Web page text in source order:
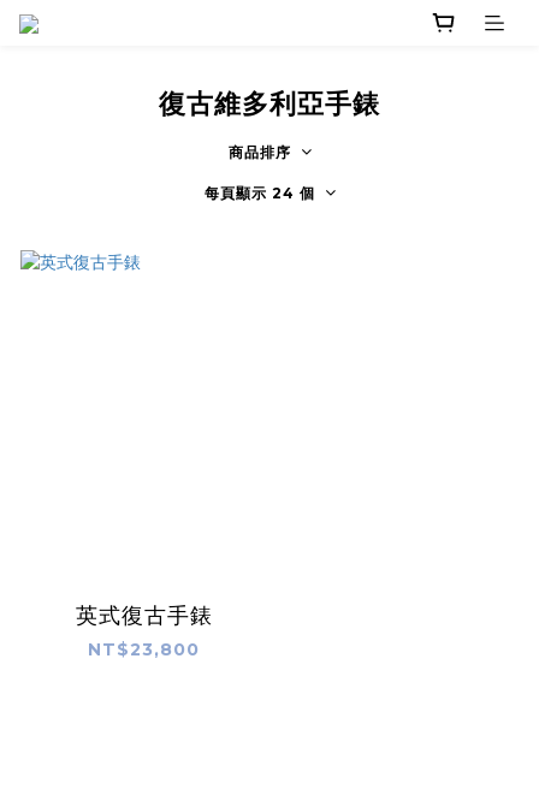
復古維多利亞手錶
商品排序
每頁顯示 24 個
英式復古手錶
NT$23,800